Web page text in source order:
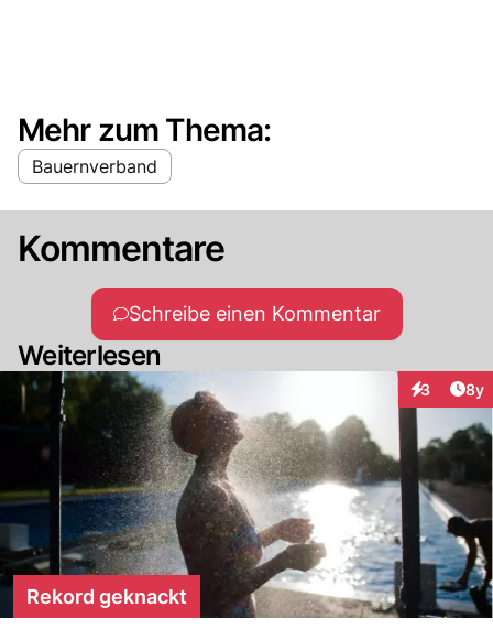
Mehr zum Thema:
Bauernverband
Kommentare
Schreibe einen Kommentar
Weiterlesen
3 8y
Rekord geknackt